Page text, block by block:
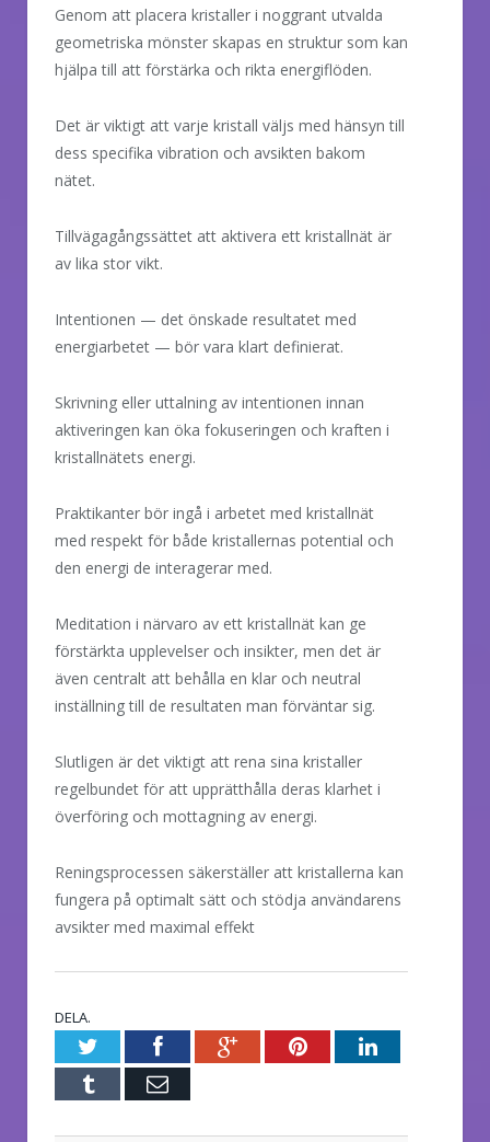
Genom att placera kristaller i noggrant utvalda
geometriska mönster skapas en struktur som kan
hjälpa till att förstärka och rikta energiflöden.
Det är viktigt att varje kristall väljs med hänsyn till
dess specifika vibration och avsikten bakom
nätet.
Tillvägagångssättet att aktivera ett kristallnät är
av lika stor vikt.
Intentionen — det önskade resultatet med
energiarbetet — bör vara klart definierat.
Skrivning eller uttalning av intentionen innan
aktiveringen kan öka fokuseringen och kraften i
kristallnätets energi.
Praktikanter bör ingå i arbetet med kristallnät
med respekt för både kristallernas potential och
den energi de interagerar med.
Meditation i närvaro av ett kristallnät kan ge
förstärkta upplevelser och insikter, men det är
även centralt att behålla en klar och neutral
inställning till de resultaten man förväntar sig.
Slutligen är det viktigt att rena sina kristaller
regelbundet för att upprätthålla deras klarhet i
överföring och mottagning av energi.
Reningsprocessen säkerställer att kristallerna kan
fungera på optimalt sätt och stödja användarens
avsikter med maximal effekt
DELA.
TwitterFacebookGoogle+PinterestLinkedIn
Tumblr E-